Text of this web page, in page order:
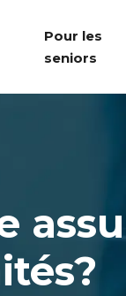
Pour les
seniors